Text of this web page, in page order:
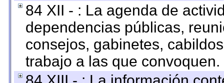
84 XII - : La agenda de
dependencias públicas,
consejos, gabinetes,
trabajo a las que convoquen.